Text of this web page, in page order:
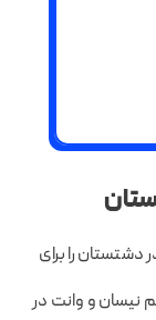
را برای
نیسان و وانت در